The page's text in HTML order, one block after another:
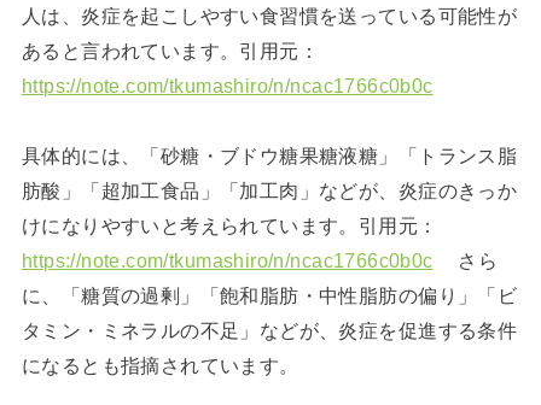
人は、炎症を起こしやすい食習慣を送っている可能性が
あると言われています。引用元：
https://note.com/tkumashiro/n/ncac1766c0b0c
具体的には、「砂糖・ブドウ糖果糖液糖」「トランス脂
肪酸」「超加工食品」「加工肉」などが、炎症のきっか
けになりやすいと考えられています。引用元：
https://note.com/tkumashiro/n/ncac1766c0b0c さら
に、「糖質の過剰」「飽和脂肪・中性脂肪の偏り」「ビ
タミン・ミネラルの不足」などが、炎症を促進する条件
になるとも指摘されています。